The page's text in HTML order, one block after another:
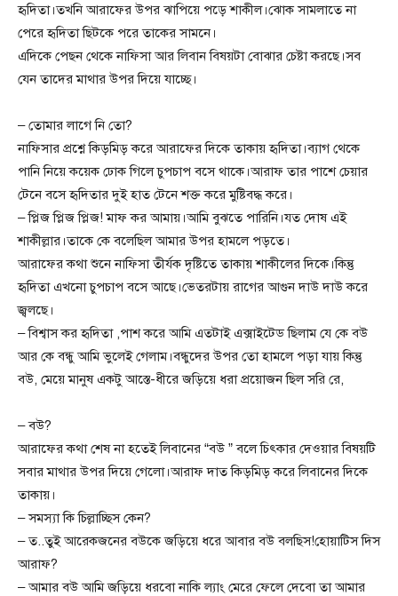
হৃদিতা।তখনি আরাফের উপর ঝাপিয়ে পড়ে শাকীল।ঝোক সামলাতে না
পেরে হৃদিতা ছিটকে পরে তাকের সামনে।
এদিকে পেছন থেকে নাফিসা আর লিবান বিষয়টা বোঝার চেষ্টা করছে।সব
যেন তাদের মাথার উপর দিয়ে যাচ্ছে।
– তোমার লাগে নি তো?
নাফিসার প্রশ্নে কিড়মিড় করে আরাফের দিকে তাকায় হৃদিতা।ব্যাগ থেকে
পানি নিয়ে কয়েক ঢোক গিলে চুপচাপ বসে থাকে।আরাফ তার পাশে চেয়ার
টেনে বসে হৃদিতার দুই হাত টেনে শক্ত করে মুষ্টিবদ্ধ করে।
– প্লিজ প্লিজ প্লিজ! মাফ কর আমায়।আমি বুঝতে পারিনি।যত দোষ এই
শাকীল্লার।তাকে কে বলেছিল আমার উপর হামলে পড়তে।
আরাফের কথা শুনে নাফিসা তীর্যক দৃষ্টিতে তাকায় শাকীলের দিকে।কিন্তু
হৃদিতা এখনো চুপচাপ বসে আছে।ভেতরটায় রাগের আগুন দাউ দাউ করে
জ্বলছে।
– বিশ্বাস কর হৃদিতা ,পাশ করে আমি এতটাই এক্সাইটেড ছিলাম যে কে বউ
আর কে বন্ধু আমি ভুলেই গেলাম।বন্ধুদের উপর তো হামলে পড়া যায় কিন্তু
বউ, মেয়ে মানুষ একটু আস্তে-ধীরে জড়িয়ে ধরা প্র‍য়োজন ছিল সরি রে,
– বউ?
আরাফের কথা শেষ না হতেই লিবানের “বউ ” বলে চিৎকার দেওয়ার বিষয়টি
সবার মাথার উপর দিয়ে গেলো।আরাফ দাত কিড়মিড় করে লিবানের দিকে
তাকায়।
– সমস্যা কি চিল্লাচ্ছিস কেন?
– ত..তুই আরেকজনের বউকে জড়িয়ে ধরে আবার বউ বলছিস!হোয়াটিস দিস
আরাফ?
– আমার বউ আমি জড়িয়ে ধরবো নাকি ল্যাং মেরে ফেলে দেবো তা আমার